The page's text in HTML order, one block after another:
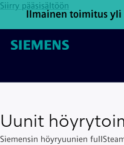
Siirry pääsisältöön
Ilmainen toimitus yli
Uunit
Siemensin höyryuunien